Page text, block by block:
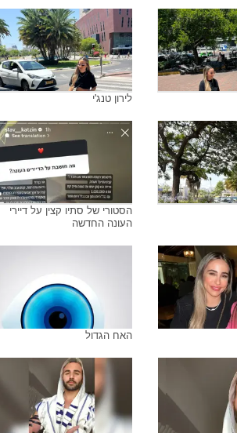
לירון טנג'י
הסטורי של סתיו קצין על דיירי
העונה החדשה
האח הגדול